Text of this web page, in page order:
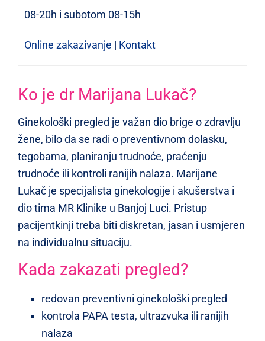
08-20h i subotom 08-15h
Online zakazivanje | Kontakt
Ko je dr Marijana Lukač?
Ginekološki pregled je važan dio brige o zdravlju
žene, bilo da se radi o preventivnom dolasku,
tegobama, planiranju trudnoće, praćenju
trudnoće ili kontroli ranijih nalaza. Marijane
Lukač je specijalista ginekologije i akušerstva i
dio tima MR Klinike u Banjoj Luci. Pristup
pacijentkinji treba biti diskretan, jasan i usmjeren
na individualnu situaciju.
Kada zakazati pregled?
redovan preventivni ginekološki pregled
kontrola PAPA testa, ultrazvuka ili ranijih
nalaza